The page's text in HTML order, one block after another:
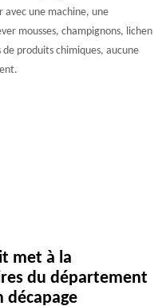
avec une machine, une
mousses, champignons, lichen
de produits chimiques, aucune
met à la
du département
décapage